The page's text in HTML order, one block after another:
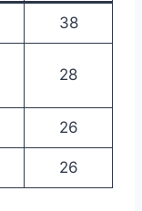
38
28
26
26